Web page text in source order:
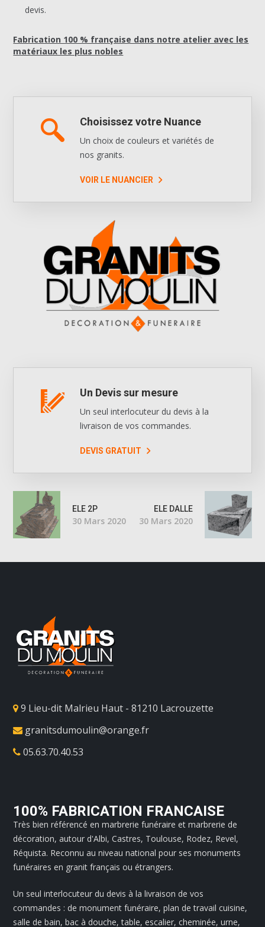
devis.
Fabrication 100 % française dans notre atelier avec les
matériaux les plus nobles
Choisissez votre Nuance
Un choix de couleurs et variétés de
nos granits.
VOIR LE NUANCIER
Un Devis sur mesure
Un seul interlocuteur du devis à la
livraison de vos commandes.
DEVIS GRATUIT
ELE 2P
30 Mars 2020
ELE DALLE
30 Mars 2020
9 Lieu-dit Malrieu Haut - 81210 Lacrouzette
granitsdumoulin@orange.fr
05.63.70.40.53
100% FABRICATION FRANCAISE
Très bien référencé en marbrerie funéraire et marbrerie de
décoration, autour d'Albi, Castres, Toulouse, Rodez, Revel,
Réquista. Reconnu au niveau national pour ses monuments
funéraires en granit français ou étrangers.
Un seul interlocuteur du devis à la livraison de vos
commandes : de monument funéraire, plan de travail cuisine,
salle de bain, bac à douche, table, escalier, cheminée, urne,